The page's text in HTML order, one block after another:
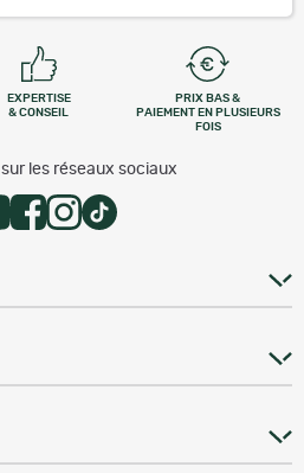
EXPERTISE
& CONSEIL
PRIX BAS &
PAIEMENT EN PLUSIEURS
FOIS
les réseaux sociaux